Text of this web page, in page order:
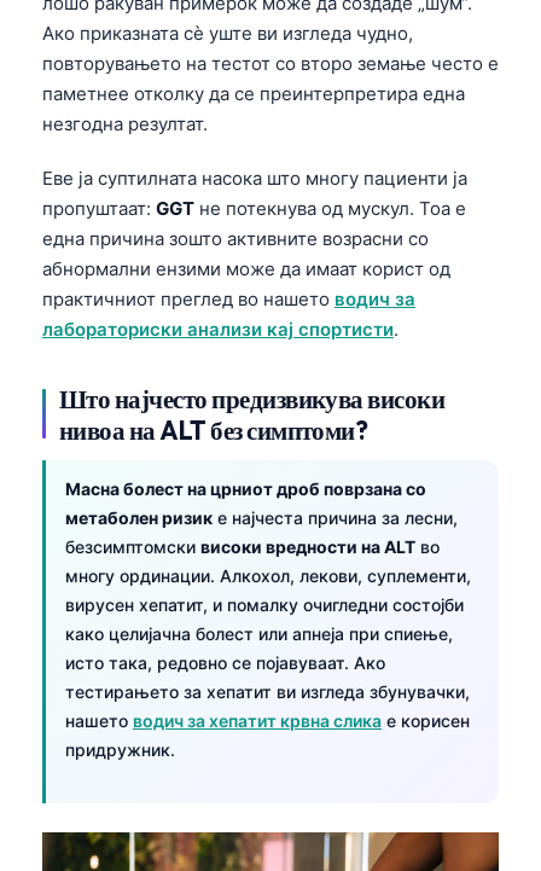
Ако приказната сè уште ви изгледа чудно,
повторувањето на тестот со второ земање често е
паметнее отколку да се преинтерпретира една
незгодна резултат.
Еве ја суптилната насока што многу пациенти ја
пропуштаат: GGT не потекнува од мускул. Тоа е
една причина зошто активните возрасни со
абнормални ензими може да имаат корист од
практичниот преглед во нашето водич за
лабораториски анализи кај спортисти.
Што најчесто предизвикува високи
нивоа на ALT без симптоми?
Масна болест на црниот дроб поврзана со
метаболен ризик е најчеста причина за лесни,
безсимптомски високи вредности на ALT во
многу ординации. Алкохол, лекови, суплементи,
вирусен хепатит, и помалку очигледни состојби
како целијачна болест или апнеја при спиење,
исто така, редовно се појавуваат. Ако
тестирањето за хепатит ви изгледа збунувачки,
нашето водич за хепатит крвна слика е корисен
придружник.